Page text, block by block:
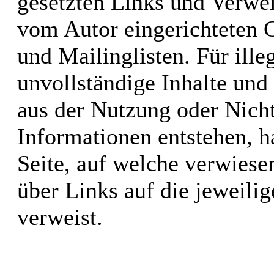
vom Autor eingerichteten
und Mailinglisten. Für
unvollständige Inhalte und
aus der Nutzung oder
Informationen entstehen,
Seite, auf welche
über Links auf die
verweist.